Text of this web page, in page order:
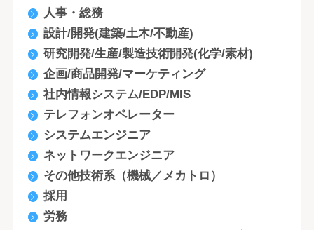
人事・総務
設計/開発(建築/土木/不動産)
研究開発/生産/製造技術開発(化学/素材)
企画/商品開発/マーケティング
社内情報システム/EDP/MIS
テレフォンオペレーター
システムエンジニア
ネットワークエンジニア
その他技術系（機械／メカトロ）
採用
労務